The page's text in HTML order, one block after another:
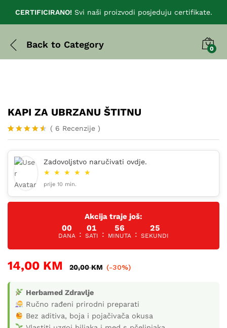
CERTIFICIRANO! Svi naši proizvodi posjeduju certifikate.
Back to Category 0
KAPI ZA UBRZANU ŠTITNU
Korisnič
ke ocjene:
4.50
ukupno 5
6
korisnika
( 6 Recenzije )
Zadovoljstvo naručivati ovdje.
★ ★ ★ ★ ★
prije 10 min.
Akcija traje još:
00
DANA :
01
SATI :
56
MINUTA :
24
SEKUNDI
14,00 KM 20,00KM (-30%)
Herbamed Zdravlje
Ručno rađeni prirodni preparati
Bez aditiva, boja i pojačivača okusa